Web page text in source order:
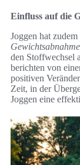
Einfluss auf die
Joggen hat
Gewichtsabnahme
den Stoffwechsel
berichten von
positiven
Zeit, in der
Joggen eine